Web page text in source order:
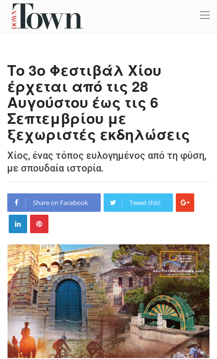
Το 3ο Φεστιβάλ Χίου
έρχεται από τις 28
Αυγούστου έως τις 6
Σεπτεμβρίου με
ξεχωριστές εκδηλώσεις
Χίος, ένας τόπος ευλογημένος από τη φύση,
με σπουδαία ιστορία.
Share on Facebook Tweet this!